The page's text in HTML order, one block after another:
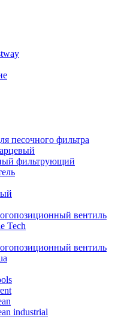
песочного фильтра
фильтрующий
вентиль
Tech
вентиль
industrial